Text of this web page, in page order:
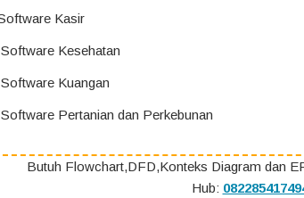
Kasir
Kesehatan
Kuangan
Pertanian dan Perkebunan
Butuh Flowchart,DFD,Konteks Diagram dan
Hub: